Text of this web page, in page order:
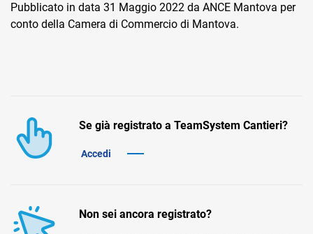
Email Marketing
Fatturazione
HR
Pubblicato in data 31 Maggio 2022 da ANCE Mantova per
conto della Camera di Commercio di Mantova.
Se già registrato a TeamSystem Cantieri?
Accedi
Non sei ancora registrato?